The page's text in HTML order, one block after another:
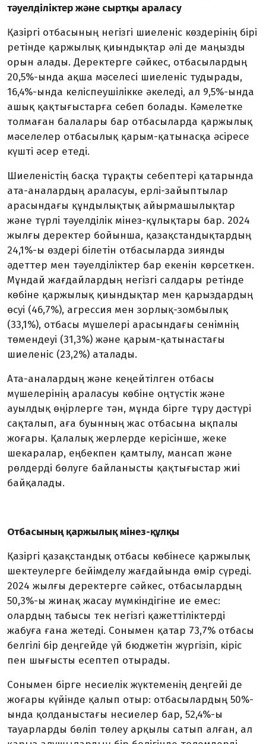
тәуелділіктер және сыртқы араласу
Қазіргі отбасының негізгі шиеленіс көздерінің бірі
ретінде қаржылық қиындықтар әлі де маңызды
орын алады. Деректерге сәйкес, отбасылардың
20,5%-ында ақша мәселесі шиеленіс тудырады,
16,4%-ында келіспеушілікке әкеледі, ал 9,5%-ында
ашық қақтығыстарға себеп болады. Кәмелетке
толмаған балалары бар отбасыларда қаржылық
мәселелер отбасылық қарым-қатынасқа әсіресе
күшті әсер етеді.
Шиеленістің басқа тұрақты себептері қатарында
ата-аналардың араласуы, ерлі-зайыптылар
арасындағы құндылықтық айырмашылықтар
және түрлі тәуелділік мінез-құлықтары бар. 2024
жылғы деректер бойынша, қазақстандықтардың
24,1%-ы өздері білетін отбасыларда зиянды
әдеттер мен тәуелділіктер бар екенін көрсеткен.
Мұндай жағдайлардың негізгі салдары ретінде
көбіне қаржылық қиындықтар мен қарыздардың
өсуі (46,7%), агрессия мен зорлық-зомбылық
(33,1%), отбасы мүшелері арасындағы сенімнің
төмендеуі (31,3%) және қарым-қатынастағы
шиеленіс (23,2%) аталады.
Ата-аналардың және кеңейтілген отбасы
мүшелерінің араласуы көбіне оңтүстік және
ауылдық өңірлерге тән, мұнда бірге тұру дәстүрі
сақталып, аға буынның жас отбасына ықпалы
жоғары. Қалалық жерлерде керісінше, жеке
шекаралар, еңбекпен қамтылу, мансап және
рөлдерді бөлуге байланысты қақтығыстар жиі
байқалады.
Отбасының қаржылық мінез-құлқы
Қазіргі қазақстандық отбасы көбінесе қаржылық
шектеулерге бейімделу жағдайында өмір сүреді.
2024 жылғы деректерге сәйкес, отбасылардың
50,3%-ы жинақ жасау мүмкіндігіне ие емес:
олардың табысы тек негізгі қажеттіліктерді
жабуға ғана жетеді. Сонымен қатар 73,7% отбасы
белгілі бір деңгейде үй бюджетін жүргізіп, кіріс
пен шығысты есептеп отырады.
Сонымен бірге несиелік жүктеменің деңгейі де
жоғары күйінде қалып отыр: отбасылардың 50%-
ында қолданыстағы несиелер бар, 52,4%-ы
тауарларды бөліп төлеу арқылы сатып алған, ал